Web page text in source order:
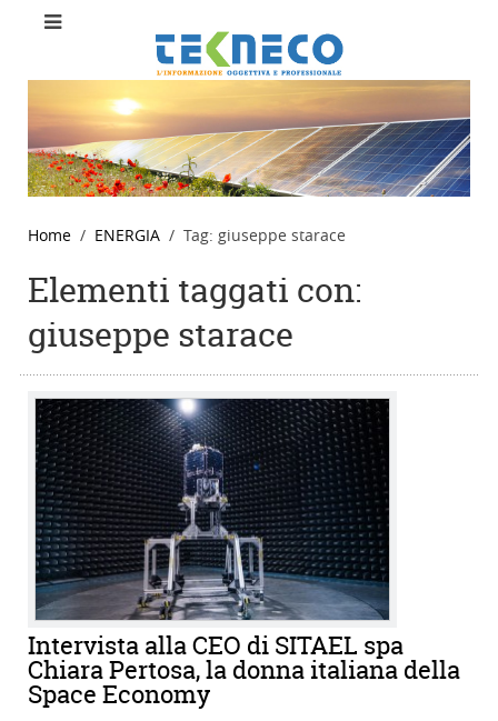
Home ENERGIA Tag: giuseppe starace
Elementi taggati con:
giuseppe starace
Intervista alla CEO di SITAEL spa
Chiara Pertosa, la donna italiana della
Space Economy